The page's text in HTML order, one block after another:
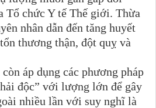
Tổ chức Y tế Thế giới. Thừa
nhân dẫn đến tăng huyết
thương thận, đột quỵ và
áp dụng các phương pháp
độc” với lượng lớn để gây
nhiều lần với suy nghĩ là